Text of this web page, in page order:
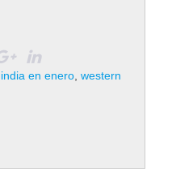
mueve millones de
diciembre, por lo
que es imposible
en enero, western